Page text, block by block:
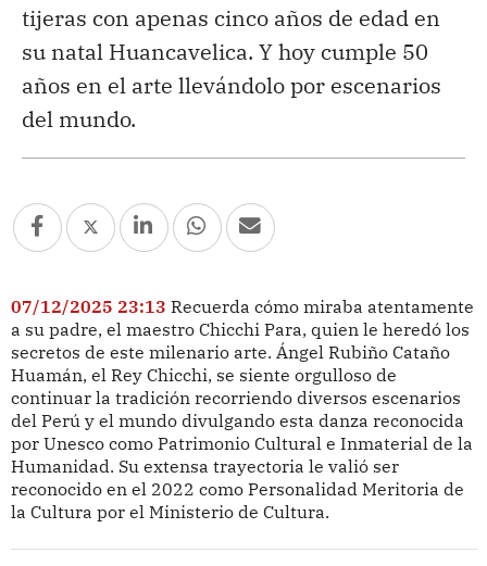
tijeras con apenas cinco años de edad en
su natal Huancavelica. Y hoy cumple 50
años en el arte llevándolo por escenarios
del mundo.
07/12/2025 23:13 Recuerda cómo miraba atentamente
a su padre, el maestro Chicchi Para, quien le heredó los
secretos de este milenario arte. Ángel Rubiño Cataño
Huamán, el Rey Chicchi, se siente orgulloso de
continuar la tradición recorriendo diversos escenarios
del Perú y el mundo divulgando esta danza reconocida
por Unesco como Patrimonio Cultural e Inmaterial de la
Humanidad. Su extensa trayectoria le valió ser
reconocido en el 2022 como Personalidad Meritoria de
la Cultura por el Ministerio de Cultura.